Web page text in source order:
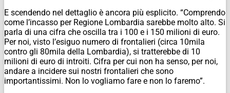
E scendendo nel dettaglio è ancora più esplicito. “Comprendo
come l’incasso per Regione Lombardia sarebbe molto alto. Si
parla di una cifra che oscilla tra i 100 e i 150 milioni di euro.
Per noi, visto l’esiguo numero di frontalieri (circa 10mila
contro gli 80mila della Lombardia), si tratterebbe di 10
milioni di euro di introiti. Cifra per cui non ha senso, per noi,
andare a incidere sui nostri frontalieri che sono
importantissimi. Non lo vogliamo fare e non lo faremo”.